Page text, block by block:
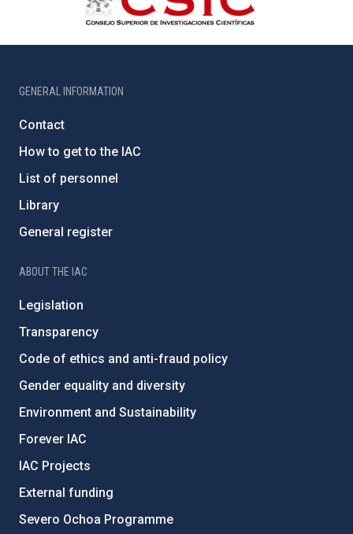
GENERAL INFORMATION
Contact
How to get to the IAC
List of personnel
Library
General register
ABOUT THE IAC
Legislation
Transparency
Code of ethics and anti-fraud policy
Gender equality and diversity
Environment and Sustainability
Forever IAC
IAC Projects
External funding
Severo Ochoa Programme